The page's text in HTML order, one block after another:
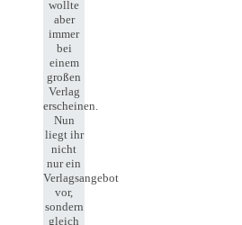
wollte
aber
immer
bei
einem
großen
Verlag
erscheinen.
Nun
liegt ihr
nicht
nur ein
Verlagsangebot
vor,
sondern
gleich